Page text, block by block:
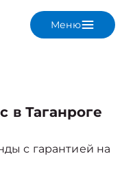
Меню
в Таганроге
с гарантией на